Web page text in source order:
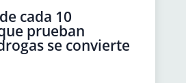
cada 10
prueban
se convierte